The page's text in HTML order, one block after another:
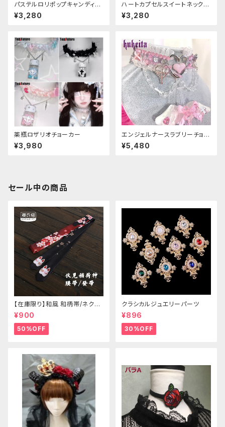
パステルロリポップキャンディネ
ックレス
¥3,280
ハートカプセルスイートネックレ
ス
¥3,280
薬瓶ロザリオチョーカー
¥3,980
エンジェルナースラブリーチョー
カー
¥5,480
セール中の商品
【在庫限り】和風 和柄帯/ネクタ
イ/リボン（狐面/金魚
¥900
50%OFF
クラシカルジュエリーパーツ
¥896
30%OFF